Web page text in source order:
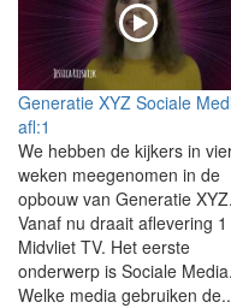
Generatie XYZ Sociale
afl:1
We hebben de kijkers in
weken meegenomen in de
opbouw van Generatie XYZ.
Vanaf nu draait aflevering
Midvliet TV. Het eerste
onderwerp is Sociale Media.
Welke media gebruiken